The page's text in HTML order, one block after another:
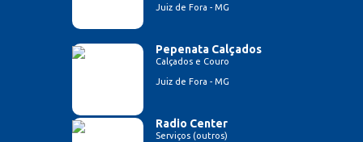
Juiz de Fora - MG
Pepenata Calçados
Calçados e Couro
Juiz de Fora - MG
Radio Center
Serviços (outros)